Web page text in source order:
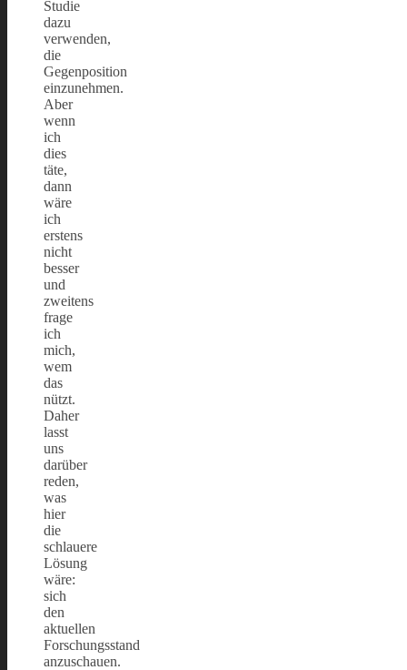
Studie
dazu
verwenden,
die
Gegenposition
einzunehmen.
Aber
wenn
ich
dies
täte,
dann
wäre
ich
erstens
nicht
besser
und
zweitens
frage
ich
mich,
wem
das
nützt.
Daher
lasst
uns
darüber
reden,
was
hier
die
schlauere
Lösung
wäre:
sich
den
aktuellen
Forschungsstand
anzuschauen.